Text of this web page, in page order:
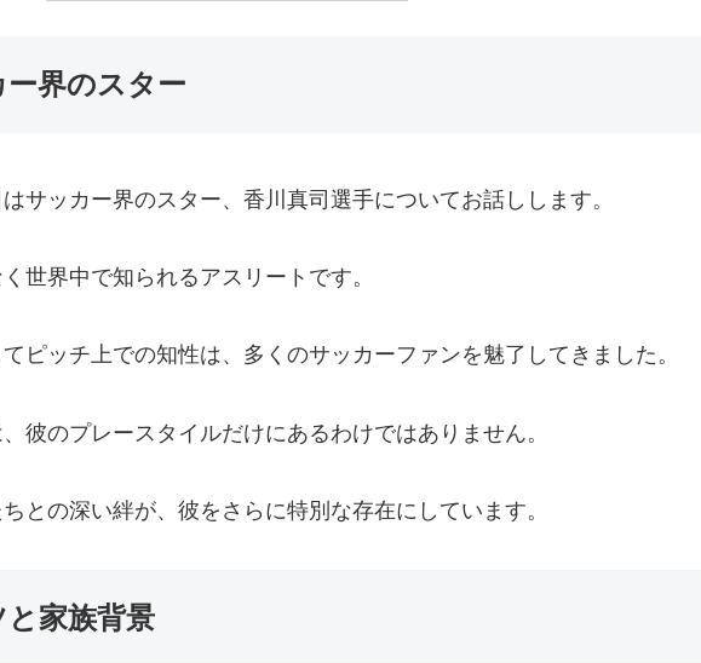
界のスター
サッカー界のスター、香川真司選手についてお話しします。
世界中で知られるアスリートです。
ピッチ上での知性は、多くのサッカーファンを魅了してきました。
彼のプレースタイルだけにあるわけではありません。
との深い絆が、彼をさらに特別な存在にしています。
家族背景